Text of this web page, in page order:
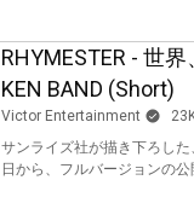
RHYMESTER - 世
KEN BAND (Short)
Victor Entertainment
サンライズ社が描き下ろし
日から、フルバージョンの公